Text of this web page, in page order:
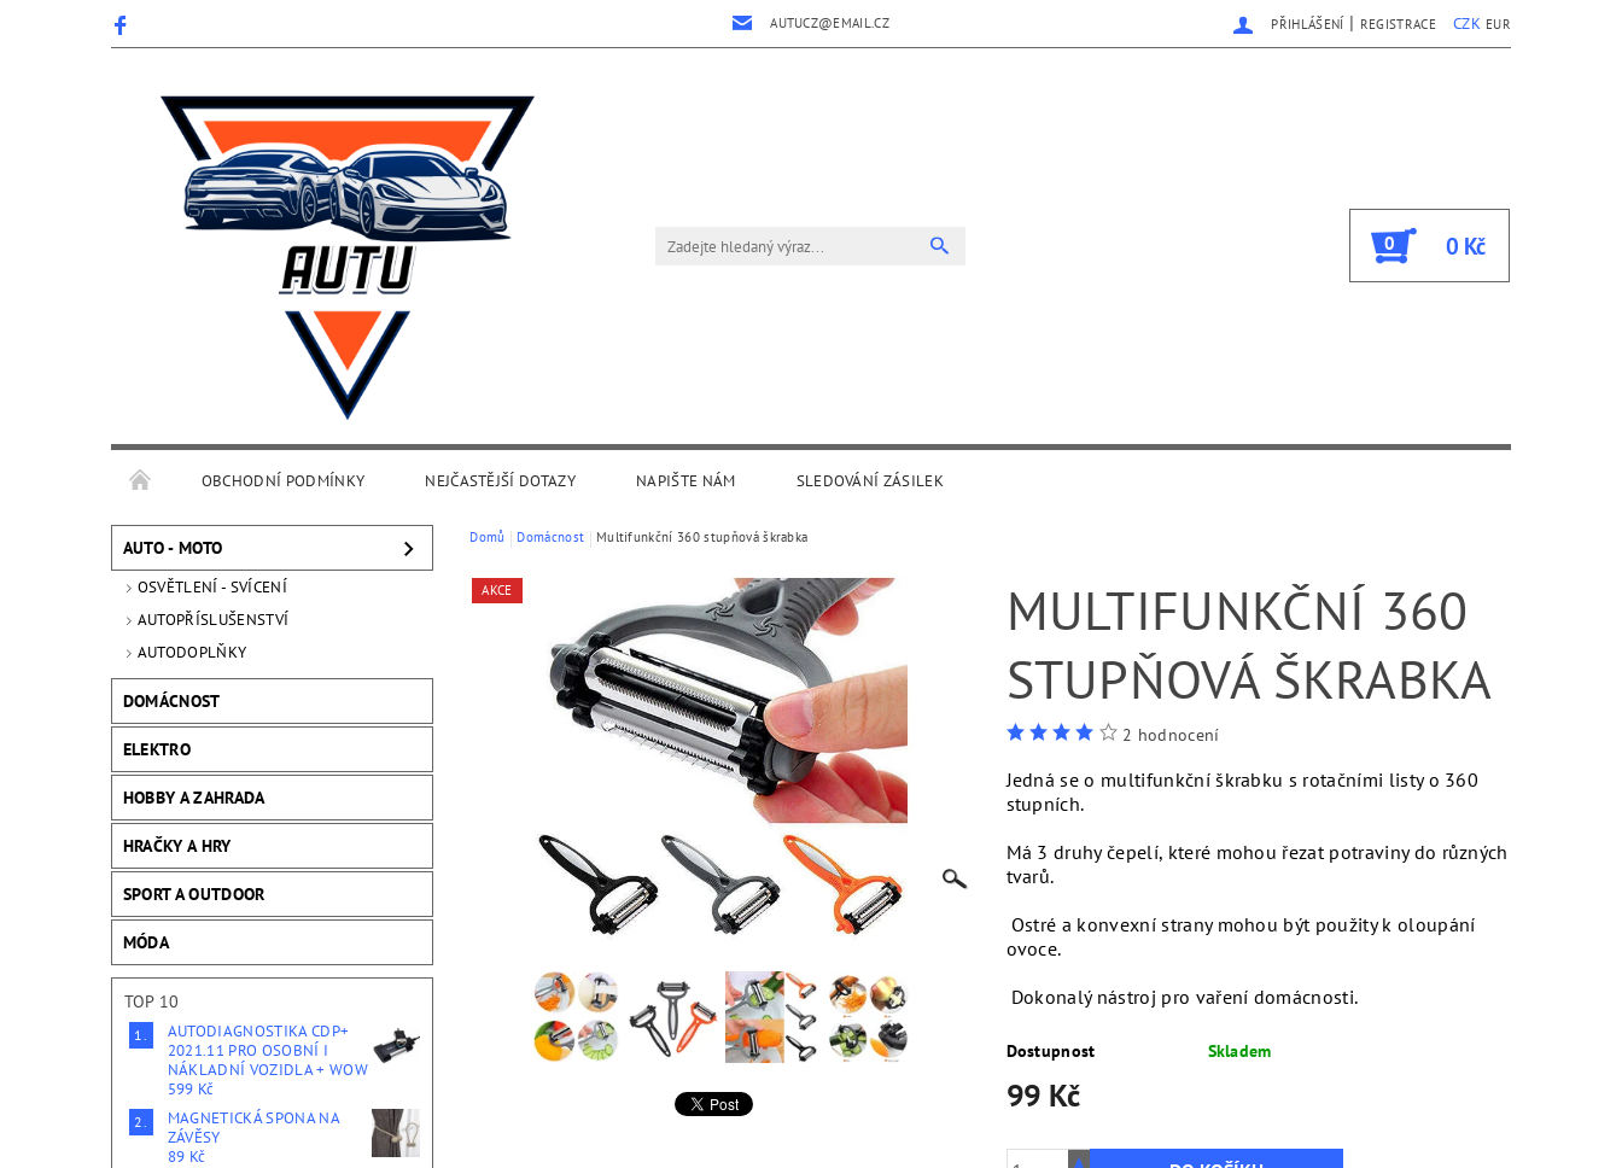
AUTUCZ@EMAIL.CZ CZK EUR
PŘIHLÁŠENÍ | REGISTRACE
0 0 Kč
OBCHODNÍ PODMÍNKY NEJČASTĚJŠÍ DOTAZY NAPIŠTE NÁM SLEDOVÁNÍ ZÁSILEK
AUTO - MOTO
OSVĚTLENÍ - SVÍCENÍ
AUTOPŘÍSLUŠENSTVÍ
AUTODOPLŇKY
DOMÁCNOST
ELEKTRO
HOBBY A ZAHRADA
HRAČKY A HRY
SPORT A OUTDOOR
MÓDA
TOP 10
AUTODIAGNOSTIKA CDP+
2021.11 PRO OSOBNÍ I
NÁKLADNÍ VOZIDLA + WOW
599 Kč
MAGNETICKÁ SPONA NA
ZÁVĚSY
89 Kč
Domů Domácnost Multifunkční 360 stupňová škrabka
AKCE
MULTIFUNKČNÍ 360
STUPŇOVÁ ŠKRABKA
2 hodnocení
Jedná se o multifunkční škrabku s rotačními listy o 360
stupních.
Má 3 druhy čepelí, které mohou řezat potraviny do různých
tvarů.
Ostré a konvexní strany mohou být použity k oloupání
ovoce.
Dokonalý nástroj pro vaření domácnosti.
Dostupnost Skladem
99 Kč